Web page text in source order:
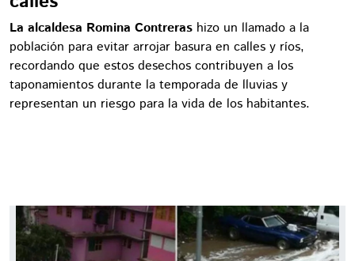
La alcaldesa Romina Contreras hizo un llamado a la
población para evitar arrojar basura en calles y ríos,
recordando que estos desechos contribuyen a los
taponamientos durante la temporada de lluvias y
representan un riesgo para la vida de los habitantes.